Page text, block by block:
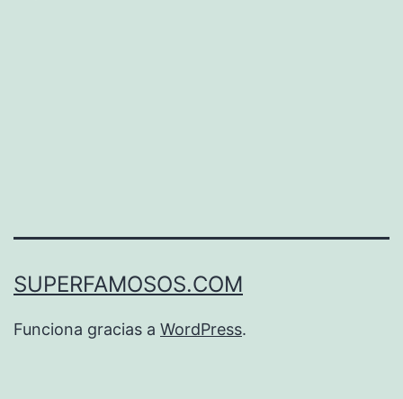
SUPERFAMOSOS.COM
Funciona gracias a WordPress.